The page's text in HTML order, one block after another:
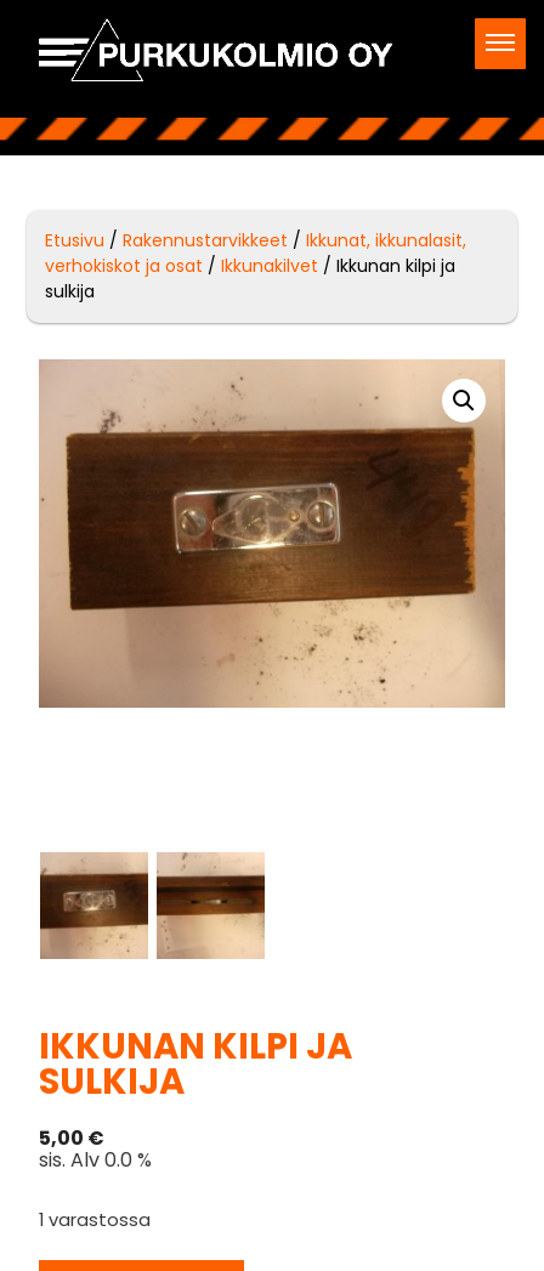
Etusivu /Rakennustarvikkeet /Ikkunat, ikkunalasit,
verhokiskot ja osat /Ikkunakilvet / Ikkunan kilpi ja
sulkija
IKKUNAN KILPI JA
SULKIJA
5,00 €
sis. Alv 0.0 %
1 varastossa